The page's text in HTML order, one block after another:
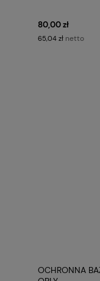
80,00 zł
65,04 zł netto
OCHRONNA